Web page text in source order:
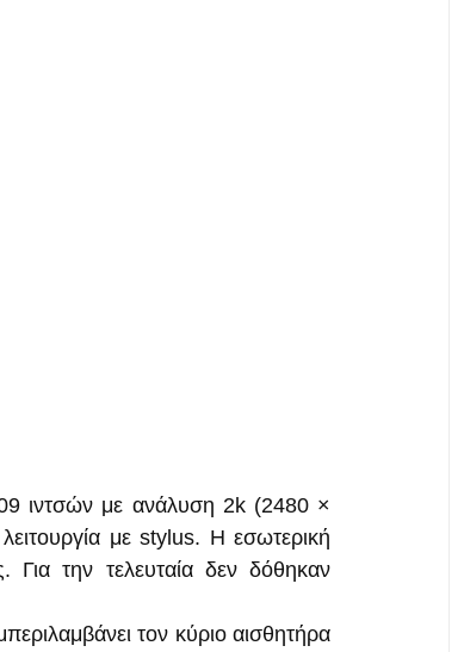
ιντσών με ανάλυση 2k (2480 ×
με stylus. Η εσωτερική
την τελευταία δεν δόθηκαν
τον κύριο αισθητήρα